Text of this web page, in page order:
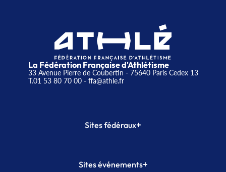
La Fédération Française d'Athlétisme
33 Avenue Pierre de Coubertin - 75640 Paris Cedex 13
T.01 53 80 70 00- ffa@athle.fr
Sites fédéraux+
Plateforme Formation
Sites événements+